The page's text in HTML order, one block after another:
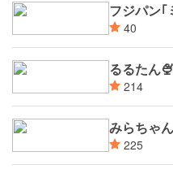
フジパン｢
40
214
みらちゃ
225